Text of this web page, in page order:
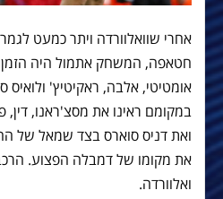
אחרי שוואלוורדה ויתר כמעט
חטאפה, המשחק אתמול היה הזמן
אומטיטי, אלבה, ראקיטיץ' ולואיס
במקומם ראינו את מסצ'ראנו, דין,
ואת דניס סוארס בצד שמאל של
את מקומו של דמבלה הפצוע.
ואלוורדה.